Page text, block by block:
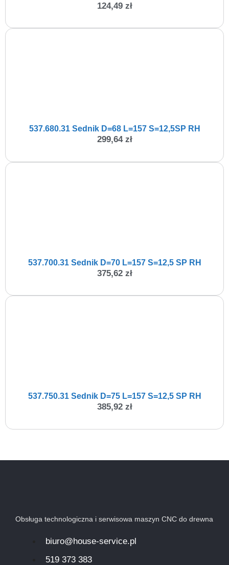
124,49 zł
537.680.31 Sednik D=68 L=157 S=12,5SP RH
299,64 zł
537.700.31 Sednik D=70 L=157 S=12,5 SP RH
375,62 zł
537.750.31 Sednik D=75 L=157 S=12,5 SP RH
385,92 zł
Obsługa technologiczna i serwisowa maszyn CNC do drewna
biuro@house-service.pl
519 373 383